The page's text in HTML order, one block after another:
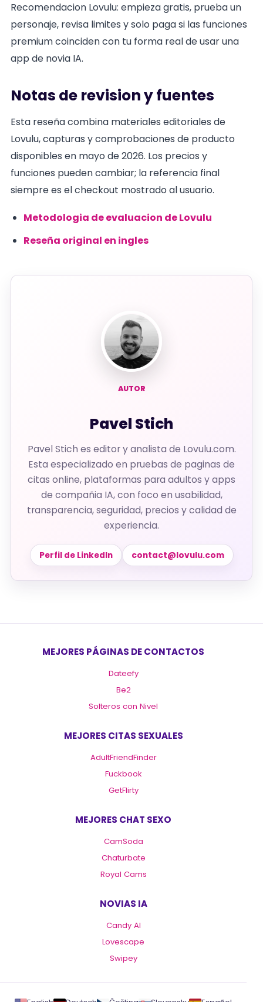
Recomendacion Lovulu: empieza gratis, prueba un
personaje, revisa limites y solo paga si las funciones
premium coinciden con tu forma real de usar una
app de novia IA.
Notas de revision y fuentes
Esta reseña combina materiales editoriales de
Lovulu, capturas y comprobaciones de producto
disponibles en mayo de 2026. Los precios y
funciones pueden cambiar; la referencia final
siempre es el checkout mostrado al usuario.
Metodologia de evaluacion de Lovulu
Reseña original en ingles
AUTOR
Pavel Stich
Pavel Stich es editor y analista de Lovulu.com.
Esta especializado en pruebas de paginas de
citas online, plataformas para adultos y apps
de compañia IA, con foco en usabilidad,
transparencia, seguridad, precios y calidad de
experiencia.
Perfil de LinkedIn contact@lovulu.com
MEJORES PÁGINAS DE CONTACTOS
Dateefy
Be2
Solteros con Nivel
MEJORES CITAS SEXUALES
AdultFriendFinder
Fuckbook
GetFlirty
MEJORES CHAT SEXO
CamSoda
Chaturbate
Royal Cams
NOVIAS IA
Candy AI
Lovescape
Swipey